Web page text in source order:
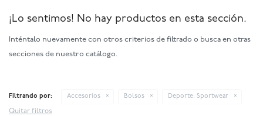
¡Lo sentimos! No hay productos en esta sección.
Inténtalo nuevamente con otros criterios de filtrado o busca en otras
secciones de nuestro catálogo.
Filtrando por: Accesorios Bolsos Deporte: Sportwear
Quitar filtros